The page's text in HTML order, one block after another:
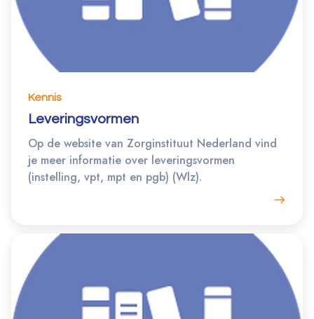
Kennis
Leveringsvormen
Op de website van Zorginstituut Nederland vind
je meer informatie over leveringsvormen
(instelling, vpt, mpt en pgb) (Wlz).